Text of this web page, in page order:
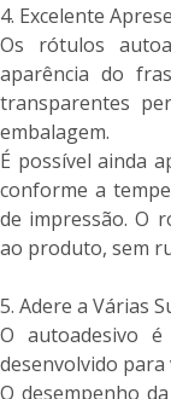
4. Excelente
Os rótulos
aparência do
transparentes
embalagem.
É possível ainda
conforme a
de impressão. O
ao produto, sem
5. Adere a Várias
O autoadesivo
desenvolvido
O desempenho